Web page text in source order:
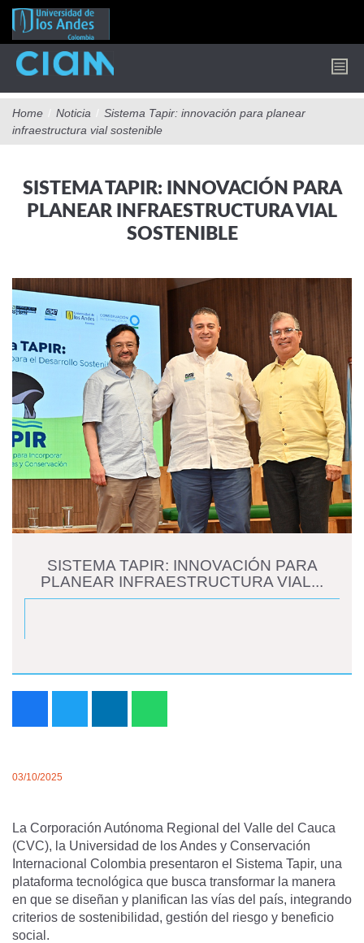
Pasar
contenido
principal
Home / Noticia / Sistema Tapir: innovación para planear
infraestructura vial sostenible
SISTEMA TAPIR: INNOVACIÓN PARA
PLANEAR INFRAESTRUCTURA VIAL
SOSTENIBLE
SISTEMA TAPIR: INNOVACIÓN PARA
PLANEAR INFRAESTRUCTURA VIAL...
03/10/2025
La Corporación Autónoma Regional del Valle del Cauca
(CVC), la Universidad de los Andes y Conservación
Internacional Colombia presentaron el Sistema Tapir, una
plataforma tecnológica que busca transformar la manera
en que se diseñan y planifican las vías del país, integrando
criterios de sostenibilidad, gestión del riesgo y beneficio
social.